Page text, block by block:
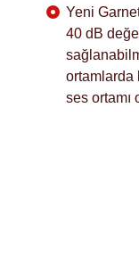
Yeni
40 dB
ortamlarda
ses ortamı